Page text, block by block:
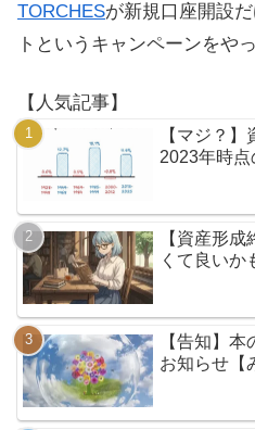
TORCHESが新規口座開設
トというキャンペーンをや
【人気記事】
【マジ？
2023年時
【資産形
くて良いか
【告知】
お知らせ【